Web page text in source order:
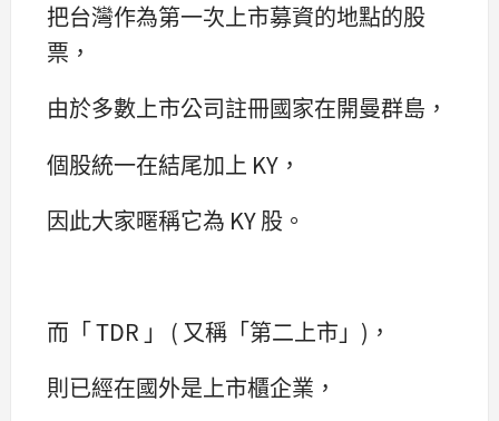
把台灣作為第一次上市募資的地點的股
票，
由於多數上市公司註冊國家在開曼群島，
個股統一在結尾加上 KY，
因此大家暱稱它為 KY 股。
而「 TDR 」 ( 又稱「第二上市」)，
則已經在國外是上市櫃企業，